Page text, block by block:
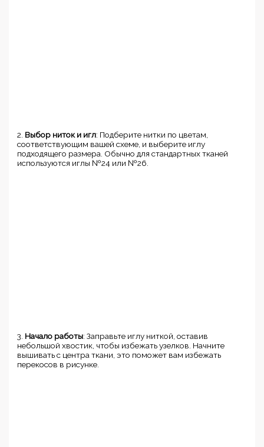
2. Выбор ниток и игл: Подберите нитки по цветам,
соответствующим вашей схеме, и выберите иглу
подходящего размера. Обычно для стандартных тканей
используются иглы №24 или №26.
3. Начало работы: Заправьте иглу ниткой, оставив
небольшой хвостик, чтобы избежать узелков. Начните
вышивать с центра ткани, это поможет вам избежать
перекосов в рисунке.